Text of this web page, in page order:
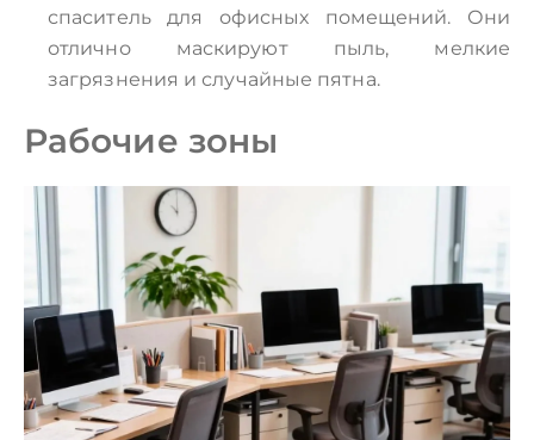
спаситель для офисных помещений. Они
отлично маскируют пыль, мелкие
загрязнения и случайные пятна.
Рабочие зоны